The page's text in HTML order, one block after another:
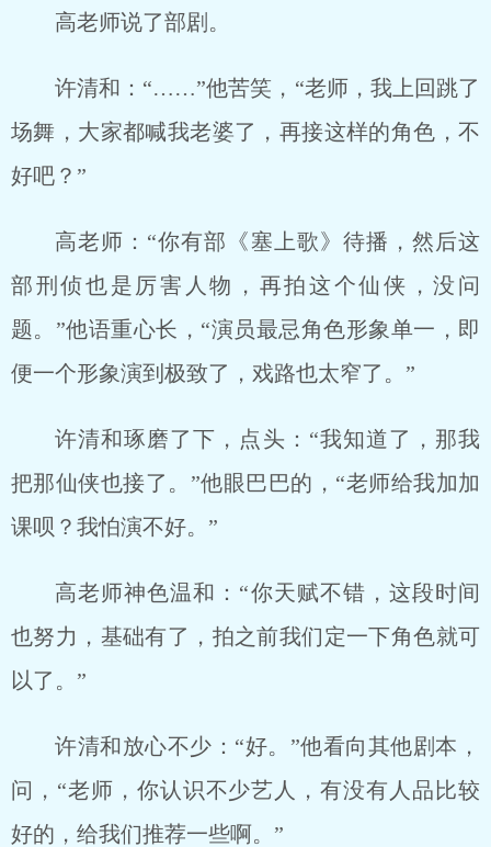
高老师说了部剧。
许清和：“……”他苦笑，“老师，我上回跳了
场舞，大家都喊我老婆了，再接这样的角色，不
好吧？”
高老师：“你有部《塞上歌》待播，然后这
部刑侦也是厉害人物，再拍这个仙侠，没问
题。”他语重心长，“演员最忌角色形象单一，即
便一个形象演到极致了，戏路也太窄了。”
许清和琢磨了下，点头：“我知道了，那我
把那仙侠也接了。”他眼巴巴的，“老师给我加加
课呗？我怕演不好。”
高老师神色温和：“你天赋不错，这段时间
也努力，基础有了，拍之前我们定一下角色就可
以了。”
许清和放心不少：“好。”他看向其他剧本，
问，“老师，你认识不少艺人，有没有人品比较
好的，给我们推荐一些啊。”